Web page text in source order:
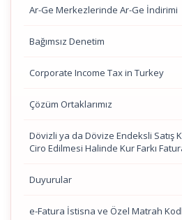
Ar-Ge Merkezlerinde Ar-Ge İndirimi
Bağımsız Denetim
Corporate Income Tax in Turkey
Çözüm Ortaklarımız
Dövizli ya da Dövize Endeksli Satış
Ciro Edilmesi Halinde Kur Farkı
Duyurular
e-Fatura İstisna ve Özel Matrah